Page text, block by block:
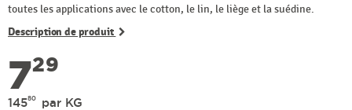
toutes les applications avec le cotton, le lin, le liège et la suédine.
Description de produit
729
14580 par KG